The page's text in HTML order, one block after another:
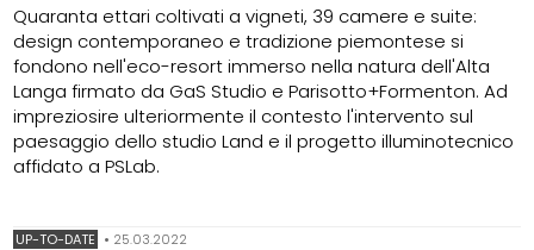
Quaranta ettari coltivati a vigneti, 39 camere e suite:
design contemporaneo e tradizione piemontese si
fondono nell'eco-resort immerso nella natura dell'Alta
Langa firmato da GaS Studio e Parisotto+Formenton. Ad
impreziosire ulteriormente il contesto l'intervento sul
paesaggio dello studio Land e il progetto illuminotecnico
affidato a PSLab.
UP-TO-DATE • 25.03.2022